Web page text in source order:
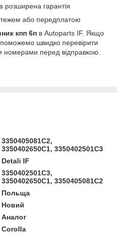
розширена гарантія
або передплатою
кпп 6п в Autoparts IF. Якщо
швидко перевірити
номерами перед відправкою.
3350405081C2,
3350402650C1, 3350402501C3
Detali IF
3350402501C3,
3350402650C1, 3350405081C2
Польща
Новий
Аналог
Corolla